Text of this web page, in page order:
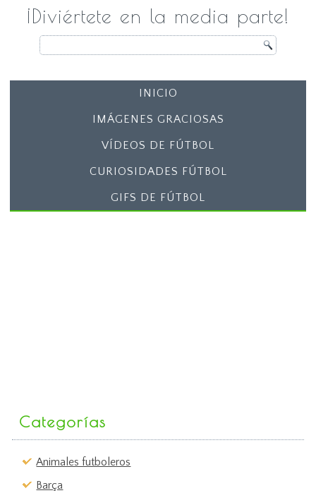
¡Diviértete en la media parte!
INICIO
IMÁGENES GRACIOSAS
VÍDEOS DE FÚTBOL
CURIOSIDADES FÚTBOL
GIFS DE FÚTBOL
Categorías
Animales futboleros
Barça